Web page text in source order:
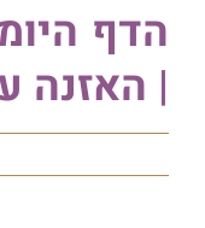
הדף
| האזנה